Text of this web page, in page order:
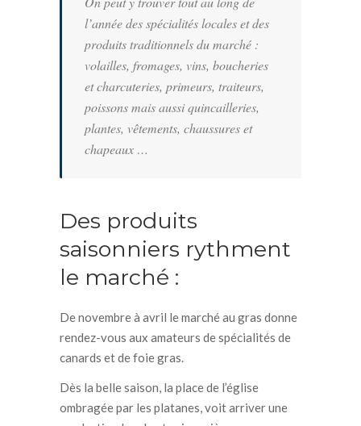
l’année des spécialités locales et des
produits traditionnels du marché :
volailles, fromages, vins, boucheries
et charcuteries, primeurs, traiteurs,
poissons mais aussi quincailleries,
plantes, vêtements, chaussures et
chapeaux …
Des produits
saisonniers rythment
le marché :
De novembre à avril le marché au gras donne
rendez-vous aux amateurs de spécialités de
canards et de foie gras.
Dès la belle saison, la place de l’église
ombragée par les platanes, voit arriver une